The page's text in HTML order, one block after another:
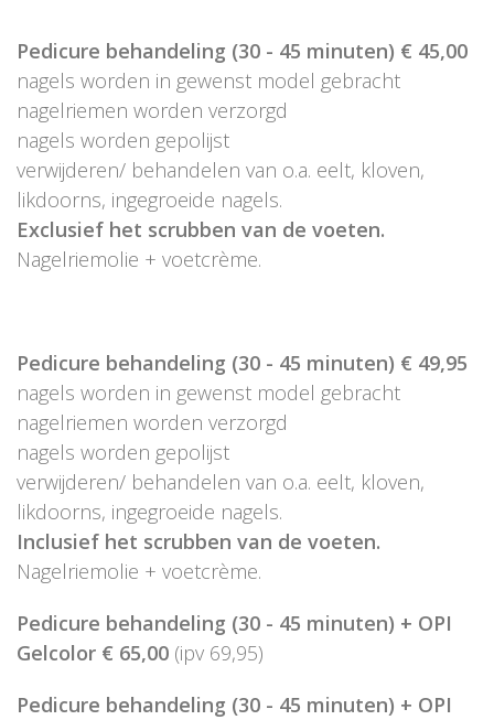
Pedicure behandeling (30 - 45 minuten) € 45,00
nagels worden in gewenst model gebracht
nagelriemen worden verzorgd
nagels worden gepolijst
verwijderen/ behandelen van o.a. eelt, kloven,
likdoorns, ingegroeide nagels.
Exclusief het scrubben van de voeten.
Nagelriemolie + voetcrème.
Pedicure behandeling (30 - 45 minuten) € 49,95
nagels worden in gewenst model gebracht
nagelriemen worden verzorgd
nagels worden gepolijst
verwijderen/ behandelen van o.a. eelt, kloven,
likdoorns, ingegroeide nagels.
Inclusief het scrubben van de voeten.
Nagelriemolie + voetcrème.
Pedicure behandeling (30 - 45 minuten) + OPI
Gelcolor € 65,00 (ipv 69,95)
Pedicure behandeling (30 - 45 minuten) + OPI